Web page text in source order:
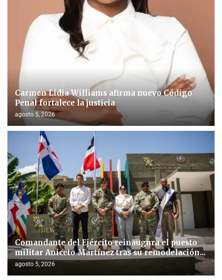
Carmen Lidia Williams afirma nuevo Código
Penal fortalece la justicia
agosto 5, 2026
Comandante del Ejército reinaugura el puesto
militar Aniceto Martínez tras su remodelación...
agosto 5, 2026